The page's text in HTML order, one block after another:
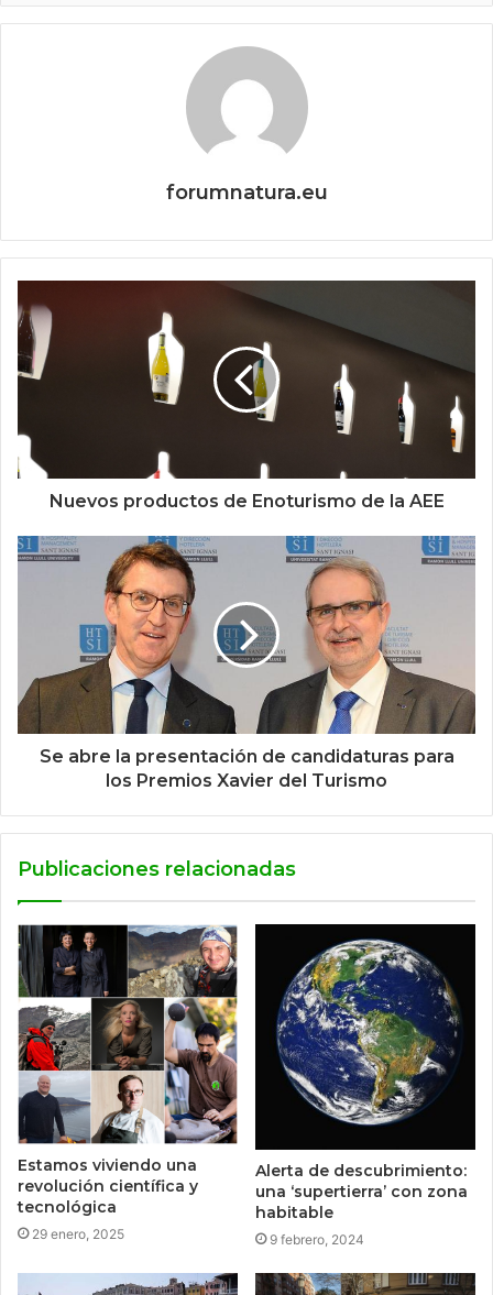
forumnatura.eu
Nuevos productos de Enoturismo de la AEE
Se abre la presentación de candidaturas para
los Premios Xavier del Turismo
Publicaciones relacionadas
Estamos viviendo una
revolución científica y
tecnológica
29 enero, 2025
Alerta de descubrimiento:
una ‘supertierra’ con zona
habitable
9 febrero, 2024